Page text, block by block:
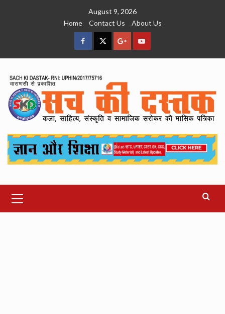
August 9, 2026
Home
Contact Us About Us
facebookTwitterGoogleYouTube
Menu